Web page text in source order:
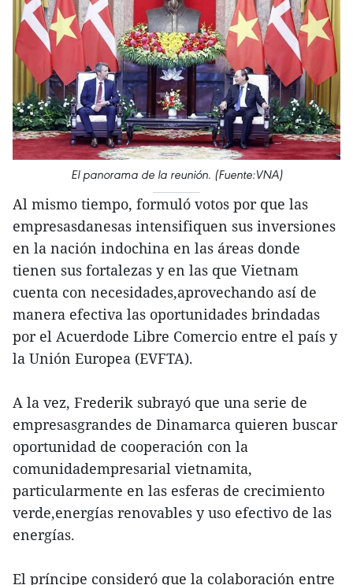
El panorama de la reunión. (Fuente:VNA)
Al mismo tiempo, formuló votos por que las
empresasdanesas intensifiquen sus inversiones
en la nación indochina en las áreas donde
tienen sus fortalezas y en las que Vietnam
cuenta con necesidades,aprovechando así de
manera efectiva las oportunidades brindadas
por el Acuerdode Libre Comercio entre el país y
la Unión Europea (EVFTA).
A la vez, Frederik subrayó que una serie de
empresasgrandes de Dinamarca quieren buscar
oportunidad de cooperación con la
comunidadempresarial vietnamita,
particularmente en las esferas de crecimiento
verde,energías renovables y uso efectivo de las
energías.
El príncipe consideró que la colaboración entre